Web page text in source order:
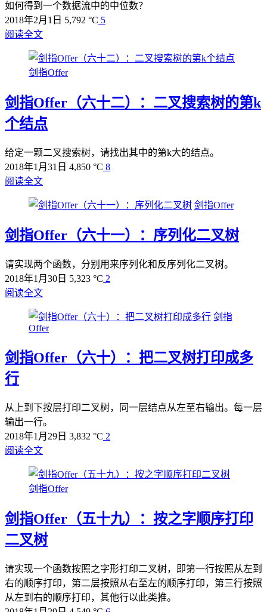
如何得到一个数据流中的中位数？
2018年2月1日 5,792 °C 5
阅读全文
剑指Offer
剑指Offer（六十二）：二叉搜索树的第k
个结点
给定一颗二叉搜索树，请找出其中的第k大的结点。
2018年1月31日 4,850 °C 8
阅读全文
剑指Offer
剑指Offer（六十一）：序列化二叉树
请实现两个函数，分别用来序列化和反序列化二叉树。
2018年1月30日 5,323 °C 2
阅读全文
剑指
Offer
剑指Offer（六十）：把二叉树打印成多
行
从上到下按层打印二叉树，同一层结点从左至右输出。每一层
输出一行。
2018年1月29日 3,832 °C 2
阅读全文
剑指Offer
剑指Offer（五十九）：按之字顺序打印
二叉树
请实现一个函数按照之字形打印二叉树，即第一行按照从左到
右的顺序打印，第二层按照从右至左的顺序打印，第三行按照
从左到右的顺序打印，其他行以此类推。